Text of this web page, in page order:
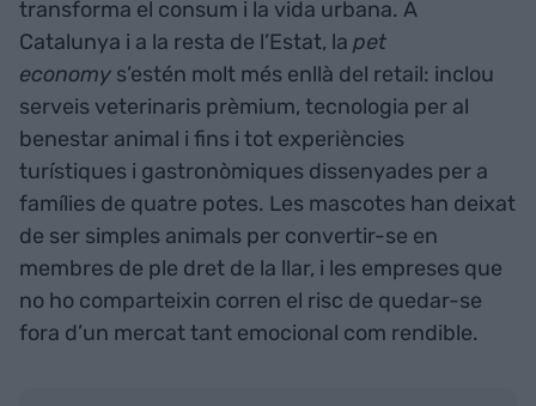
transforma el consum i la vida urbana. A
Catalunya i a la resta de l’Estat, la pet
economy s’estén molt més enllà del retail: inclou
serveis veterinaris prèmium, tecnologia per al
benestar animal i fins i tot experiències
turístiques i gastronòmiques dissenyades per a
famílies de quatre potes. Les mascotes han deixat
de ser simples animals per convertir-se en
membres de ple dret de la llar, i les empreses que
no ho comparteixin corren el risc de quedar-se
fora d’un mercat tant emocional com rendible.